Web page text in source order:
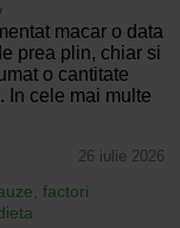
macar o data
prea plin, chiar si
o cantitate
In cele mai multe
26 iulie 2026
factori